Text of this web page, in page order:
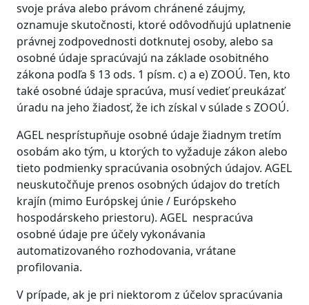
svoje práva alebo právom chránené záujmy,
oznamuje skutočnosti, ktoré odôvodňujú uplatnenie
právnej zodpovednosti dotknutej osoby, alebo sa
osobné údaje spracúvajú na základe osobitného
zákona podľa § 13 ods. 1 písm. c) a e) ZOOÚ. Ten, kto
také osobné údaje spracúva, musí vedieť preukázať
úradu na jeho žiadosť, že ich získal v súlade s ZOOÚ.
AGEL nesprístupňuje osobné údaje žiadnym tretím
osobám ako tým, u ktorých to vyžaduje zákon alebo
tieto podmienky spracúvania osobných údajov. AGEL
neuskutočňuje prenos osobných údajov do tretích
krajín (mimo Európskej únie / Európskeho
hospodárskeho priestoru). AGEL nespracúva
osobné údaje pre účely vykonávania
automatizovaného rozhodovania, vrátane
profilovania.
V prípade, ak je pri niektorom z účelov spracúvania